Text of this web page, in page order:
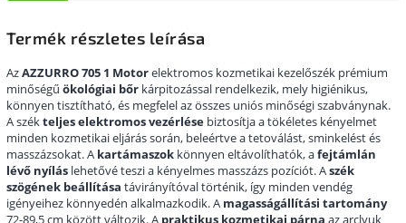
Termék részletes leírása
AzAZZURRO 705 1 Motorelektromos kozmetikai kezelőszék prémium
minőségű ökológiai bőr kárpitozással rendelkezik, mely higiénikus,
könnyen tisztítható, és megfelel az összes uniós minőségi szabványnak.
A székteljes elektromos vezérlése biztosítja a tökéletes kényelmet
minden kozmetikai eljárás során, beleértve a tetoválást, sminkelést és
masszázsokat. A kartámaszok könnyen eltávolíthatók, afejtámlán
lévő nyílás lehetővé teszi a kényelmes masszázs pozíciót. Aszék
szögének beállítása távirányítóval történik, így minden vendég
igényeihez könnyedén alkalmazkodik. A magasságállítási tartomány
72-89,5 cm között változik. A praktikus kozmetikai párna az arclyuk